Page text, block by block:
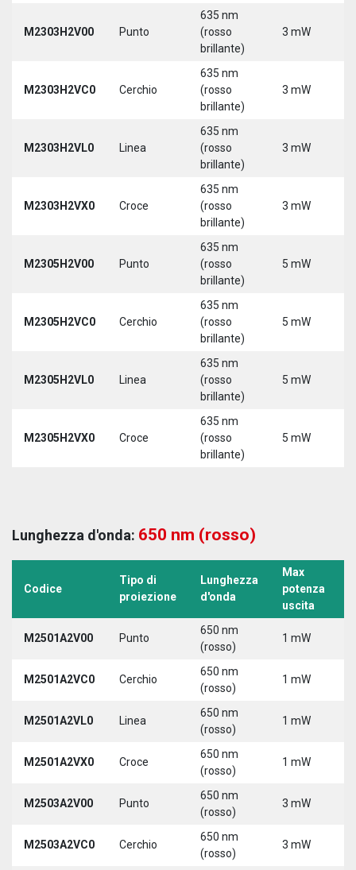
M2303H2V00 Punto
635 nm
(rosso
brillante)
3 mW
M2303H2VC0 Cerchio
635 nm
(rosso
brillante)
3 mW
M2303H2VL0 Linea
635 nm
(rosso
brillante)
3 mW
M2303H2VX0 Croce
635 nm
(rosso
brillante)
3 mW
M2305H2V00 Punto
635 nm
(rosso
brillante)
5 mW
M2305H2VC0 Cerchio
635 nm
(rosso
brillante)
5 mW
M2305H2VL0 Linea
635 nm
(rosso
brillante)
5 mW
M2305H2VX0 Croce
635 nm
(rosso
brillante)
5 mW
Lunghezza d'onda: 650 nm (rosso)
Codice
Tipo di
proiezione
Lunghezza
d'onda
Max
potenza
uscita
M2501A2V00 Punto
650 nm
(rosso)
1 mW
M2501A2VC0 Cerchio
650 nm
(rosso)
1 mW
M2501A2VL0 Linea
650 nm
(rosso)
1 mW
M2501A2VX0 Croce
650 nm
(rosso)
1 mW
M2503A2V00 Punto
650 nm
(rosso)
3 mW
M2503A2VC0 Cerchio
650 nm
(rosso)
3 mW